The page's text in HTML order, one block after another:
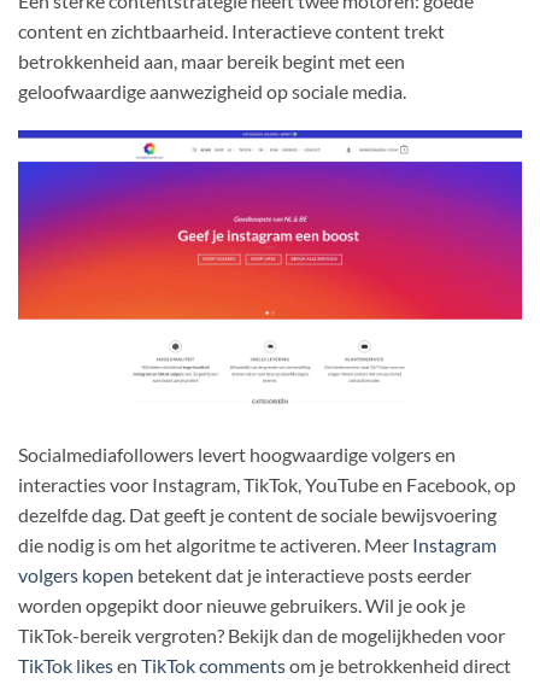
content en zichtbaarheid. Interactieve content trekt
betrokkenheid aan, maar bereik begint met een
geloofwaardige aanwezigheid op sociale media.
Socialmediafollowers levert hoogwaardige volgers en
interacties voor Instagram, TikTok, YouTube en Facebook, op
dezelfde dag. Dat geeft je content de sociale bewijsvoering
die nodig is om het algoritme te activeren. Meer Instagram
volgers kopen betekent dat je interactieve posts eerder
worden opgepikt door nieuwe gebruikers. Wil je ook je
TikTok-bereik vergroten? Bekijk dan de mogelijkheden voor
TikTok likesen TikTok commentsom je betrokkenheid direct